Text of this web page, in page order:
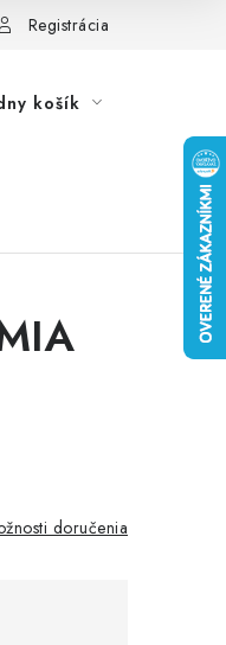
Registrácia
košík
doručenia